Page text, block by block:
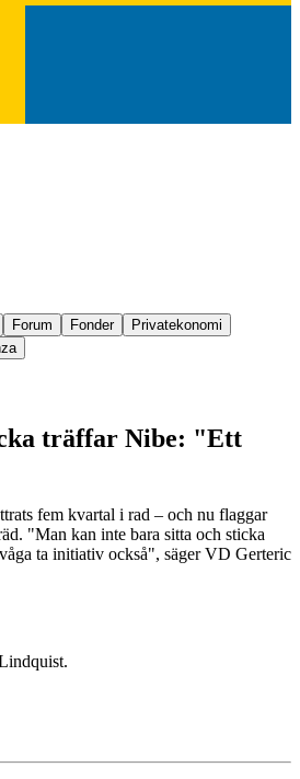
Forum Fonder
Privatekonomi
träffar Nibe: "Ett
fem kvartal i rad – och nu flaggar
"Man kan inte bara sitta och sticka
ta initiativ också", säger VD Gerteric